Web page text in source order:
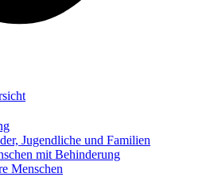
Jugendliche und Familien
mit Behinderung
Menschen